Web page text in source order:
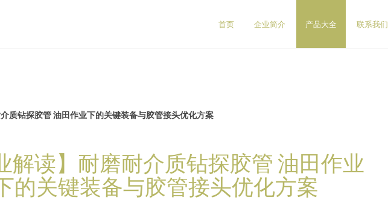
首页 企业简介 产品大全 联系我们
介质钻探胶管 油田作业下的关键装备与胶管接头优化方案
解读】耐磨耐介质钻探胶管 油田作业
的关键装备与胶管接头优化方案